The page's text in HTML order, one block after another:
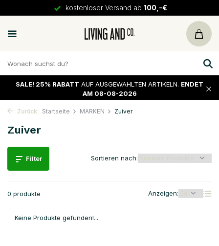
kostenloser Versand ab 100,-€
SALE! 25% RABATT AUF AUSGEWÄHLTEN ARTIKELN. ENDET
AM 08-08-2026
Zurück Startseite MARKEN Zuiver
Zuiver
Filter
0 produkte Anzeigen:
Sortieren nach:
Keine Produkte gefunden!...